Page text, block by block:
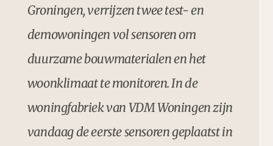
Groningen, verrijzen twee test- en
demowoningen vol sensoren om
duurzame bouwmaterialen en het
woonklimaat te monitoren. In de
woningfabriek van VDM Woningen zijn
vandaag de eerste sensoren geplaatst in